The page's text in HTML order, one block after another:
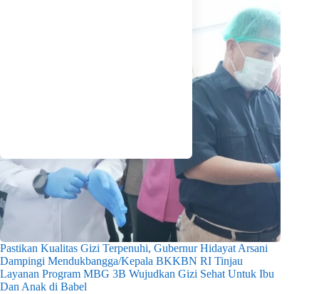
Pastikan Kualitas Gizi Terpenuhi, Gubernur Hidayat Arsani
Dampingi Mendukbangga/Kepala BKKBN RI Tinjau
Layanan Program MBG 3B Wujudkan Gizi Sehat Untuk Ibu
Dan Anak di Babel